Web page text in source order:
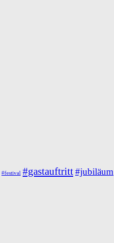
#festival #gastauftritt#jubiläum